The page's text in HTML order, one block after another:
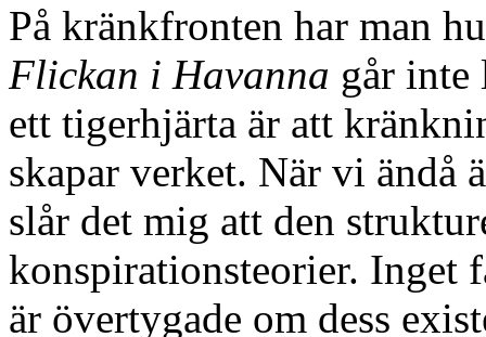
På kränkfronten har man
Flickan i Havanna går inte
ett tigerhjärta är att
skapar verket. När vi ändå
slår det mig att den
konspirationsteorier. Inget
är övertygade om dess